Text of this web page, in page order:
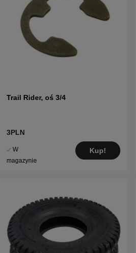
Trail Rider, oś 3/4
3PLN
W
magazynie
Kup!